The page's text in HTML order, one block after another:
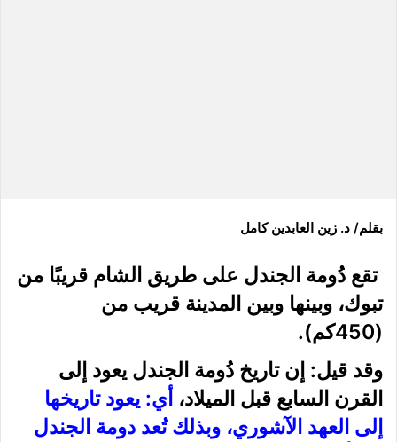
بقلم/ د. زين العابدين كامل
تقع دُومة الجندل على طريق الشام قريبًا من
تبوك، وبينها وبين المدينة قريب من
(450كم).
وقد قيل: إن تاريخ دُومة الجندل يعود إلى
القرن السابع قبل الميلاد، أي: يعود تاريخها
إلى العهد الآشوري، وبذلك تُعد دومة الجندل